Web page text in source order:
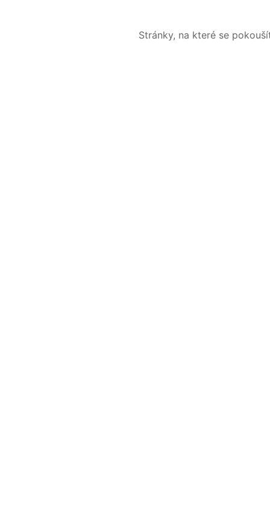
Stránky, na které se